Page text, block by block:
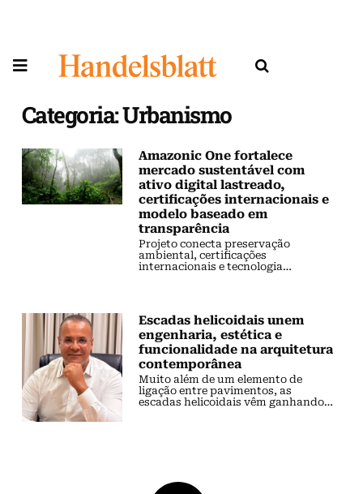
Categoria: Urbanismo
Amazonic One fortalece
mercado sustentável com
ativo digital lastreado,
certificações internacionais e
modelo baseado em
transparência
Projeto conecta preservação
ambiental, certificações
internacionais e tecnologia
Escadas helicoidais unem
engenharia, estética e
funcionalidade na arquitetura
contemporânea
Muito além de um elemento de
ligação entre pavimentos, as
escadas helicoidais vêm ganhando